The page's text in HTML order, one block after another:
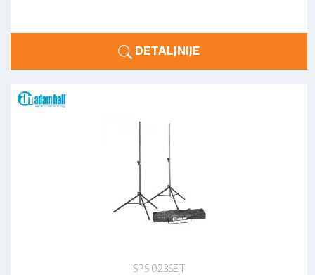
DETALJNIJE
SPS 023SET